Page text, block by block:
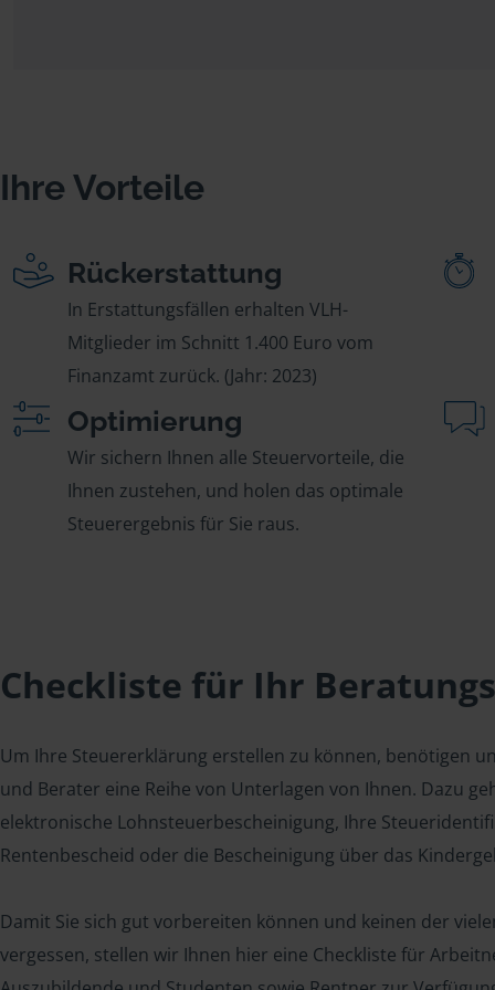
Ihre Vorteile
Rückerstattung
In Erstattungsfällen erhalten VLH-
Mitglieder im Schnitt 1.400 Euro vom
Finanzamt zurück. (Jahr: 2023)
Optimierung
Wir sichern Ihnen alle Steuervorteile, die
Ihnen zustehen, und holen das optimale
Steuerergebnis für Sie raus.
Checkliste für Ihr
Um Ihre Steuererklärung erstellen zu können, benötigen
und Berater eine Reihe von Unterlagen von Ihnen. Dazu
elektronische Lohnsteuerbescheinigung, Ihre
Rentenbescheid oder die Bescheinigung über das
Damit Sie sich gut vorbereiten können und keinen der
vergessen, stellen wir Ihnen hier eine Checkliste für